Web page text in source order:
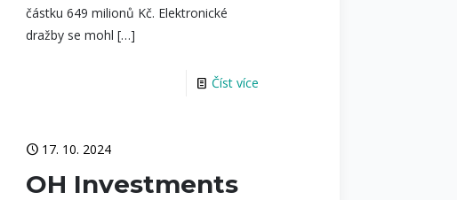
částku 649 milionů Kč. Elektronické
dražby se mohl […]
Číst více
17. 10. 2024
OH Investments